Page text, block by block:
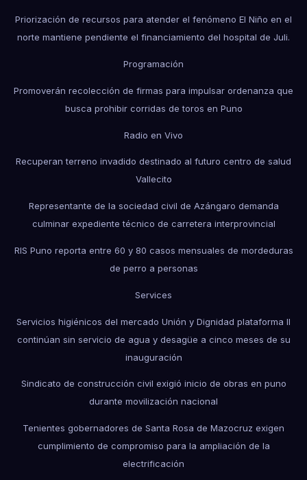
Priorización de recursos para atender el fenómeno El Niño en el
norte mantiene pendiente el financiamiento del hospital de Juli.
Programación
Promoverán recolección de firmas para impulsar ordenanza que
busca prohibir corridas de toros en Puno
Radio en Vivo
Recuperan terreno invadido destinado al futuro centro de salud
Vallecito
Representante de la sociedad civil de Azángaro demanda
culminar expediente técnico de carretera interprovincial
RIS Puno reporta entre 60 y 80 casos mensuales de mordeduras
de perro a personas
Services
Servicios higiénicos del mercado Unión y Dignidad plataforma II
continúan sin servicio de agua y desagüe a cinco meses de su
inauguración
Sindicato de construcción civil exigió inicio de obras en puno
durante movilización nacional
Tenientes gobernadores de Santa Rosa de Mazocruz exigen
cumplimiento de compromiso para la ampliación de la
electrificación